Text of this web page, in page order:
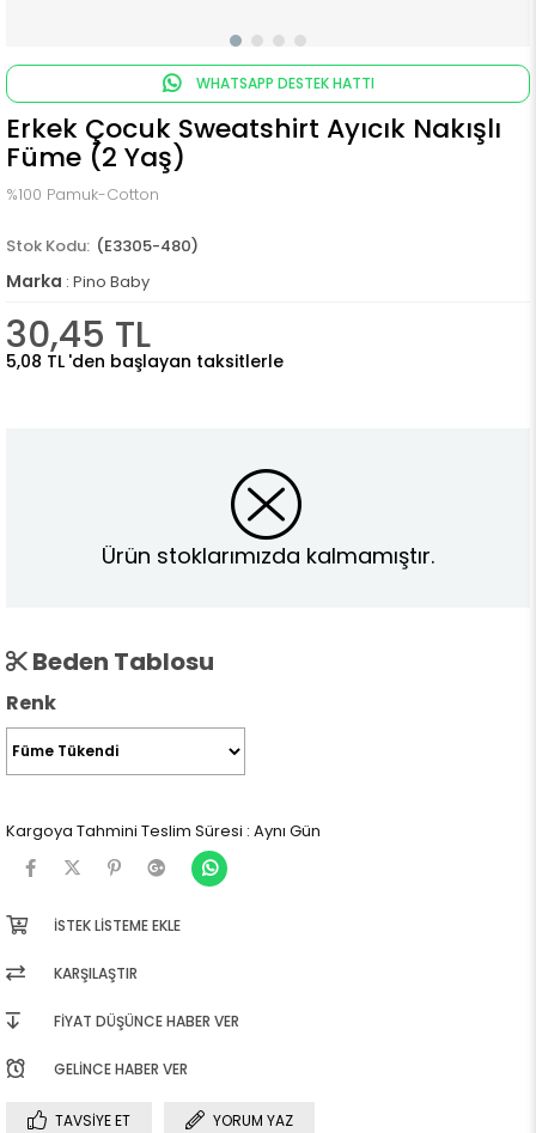
WHATSAPP DESTEK HATTI
Erkek Çocuk Sweatshirt Ayıcık Nakışlı
Füme (2 Yaş)
%100 Pamuk-Cotton
(E3305-480)
Marka : Pino Baby
30,45 TL
5,08 TL 'den başlayan taksitlerle
Ürün stoklarımızda kalmamıştır.
Beden Tablosu
Renk
Kargoya Tahmini Teslim Süresi : Aynı Gün
İSTEK LISTEME EKLE
KARŞILAŞTIR
FIYAT DÜŞÜNCE HABER VER
GELINCE HABER VER
TAVSIYE ET
YORUM YAZ